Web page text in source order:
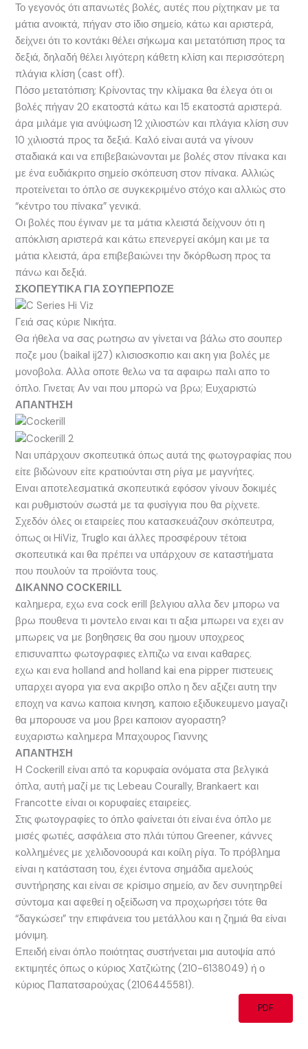
Το γεγονός ότι απανωτές βολές, αυτές που ρίχτηκαν με τα
μάτια ανοικτά, πήγαν στο ίδιο σημείο, κάτω και αριστερά,
δείχνει ότι το κοντάκι θέλει σήκωμα και μετατόπιση προς τα
δεξιά, δηλαδή θέλει λιγότερη κάθετη κλίση και περισσότερη
πλάγια κλίση (cast off).
Πόσο μετατόπιση; Κρίνοντας την κλίμακα θα έλεγα ότι οι
βολές πήγαν 20 εκατοστά κάτω και 15 εκατοστά αριστερά.
άρα μιλάμε για ανύψωση 12 χιλιοστών και πλάγια κλίση συν
10 χιλιοστά προς τα δεξιά. Καλό είναι αυτά να γίνουν
σταδιακά και να επιβεβαιώνονται με βολές στον πίνακα και
με ένα ευδιάκριτο σημείο σκόπευση στον πίνακα. Αλλιώς
προτείνεται το όπλο σε συγκεκριμένο στόχο και αλλιώς στο
“κέντρο του πίνακα” γενικά.
Οι βολές που έγιναν με τα μάτια κλειστά δείχνουν ότι η
απόκλιση αριστερά και κάτω επενεργεί ακόμη και με τα
μάτια κλειστά, άρα επιβεβαιώνει την δκόρθωση προς τα
πάνω και δεξιά.
ΣΚΟΠΕΥΤΙΚΑ ΓΙΑ ΣΟΥΠΕΡΠΟΖΕ
Γειά σας κύριε Νικήτα.
Θα ήθελα να σας ρωτησω αν γίνεται να βάλω στο σουπερ
ποζε μου (baikal ij27) κλισιοσκοπιο και ακη για βολές με
μονοβολα. Αλλα οποτε θελω να τα αφαιρω παλι απο το
όπλο. Γινεται; Αν ναι που μπορώ να βρω; Ευχαριστώ
ΑΠΑΝΤΗΣΗ
Ναι υπάρχουν σκοπευτικά όπως αυτά της φωτογραφίας που
είτε βιδώνουν είτε κρατιούνται στη ρίγα με μαγνήτες.
Ειναι αποτελεσματικά σκοπευτικά εφόσον γίνουν δοκιμές
και ρυθμιστούν σωστά με τα φυσίγγια που θα ρίχνετε.
Σχεδόν όλες οι εταιρείες που κατασκευάζουν σκόπευτρα,
όπως οι HiViz, Truglo και άλλες προσφέρουν τέτοια
σκοπευτικά και θα πρέπει να υπάρχουν σε καταστήματα
που πουλούν τα προϊόντα τους.
ΔΙΚΑΝΝΟ COCKERILL
καλημερα, εχω ενα cock erill βελγιου αλλα δεν μπορω να
βρω πουθενα τι μοντελο ειναι και τι αξια μπωρει να εχει αν
μπωρεις να με βοηθησεις θα σου ημουν υποχρεος
επισυναπτω φωτογραφιες ελπιζω να ειναι καθαρες.
εχω και ενα holland and holland kai ena pipper πιστευεις
υπαρχει αγορα για ενα ακριβο οπλο η δεν αξιζει αυτη την
εποχη να κανω καποια κινηση, καποιο εξιδυκευμενο μαγαζι
θα μπορουσε να μου βρει καποιον αγοραστη?
ευχαριστω καλημερα Μπαχουρος Γιαννης
ΑΠΑΝΤΗΣΗ
Η Cockerill είναι από τα κορυφαία ονόματα στα βελγικά
όπλα, αυτή μαζί με τις Lebeau Courally, Brankaert και
Francotte είναι οι κορυφαίες εταιρείες.
Στις φωτογραφίες το όπλο φαίνεται ότι είναι ένα όπλο με
μισές φωτιές, ασφάλεια στο πλάι τύπου Greener, κάννες
κολλημένες με χελιδονοουρά και κοίλη ρίγα. Το πρόβλημα
είναι η κατάσταση του, έχει έντονα σημάδια αμελούς
συντήρησης και είναι σε κρίσιμο σημείο, αν δεν συνητηρθεί
σύντομα και αφεθεί η οξείδωση να προχωρήσει τότε θα
“δαγκώσει” την επιφάνεια του μετάλλου και η ζημιά θα είναι
μόνιμη.
Επειδή είναι όπλο ποιότητας συστήνεται μια αυτοψία από
εκτιμητές όπως ο κύριος Χατζιώτης (210-6138049) ή ο
κύριος Παπατσαρούχας (2106445581).
PDF